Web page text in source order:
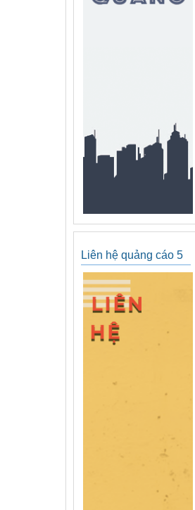
Liên hệ quảng cáo 5